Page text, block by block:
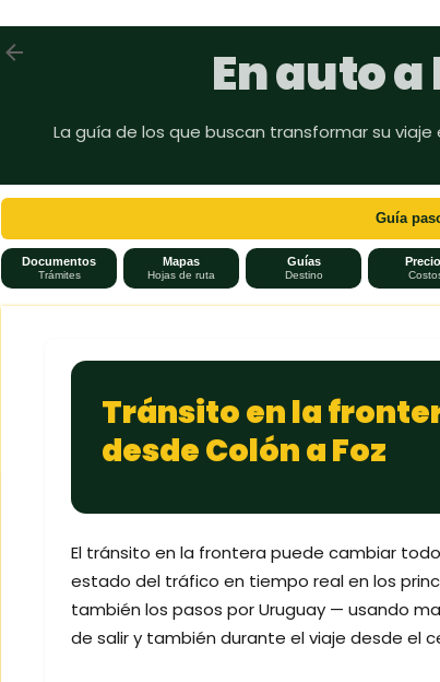
Ir al
En auto
La guía de los que buscan transformar su
Guía
Documentos
Trámites
Mapas
Hojas de ruta
Guías
Destino
Tránsito en la
desde Colón a Foz
El tránsito en la frontera puede cambiar
estado del tráfico en tiempo real en los
también los pasos por Uruguay — usando
de salir y también durante el viaje desde el